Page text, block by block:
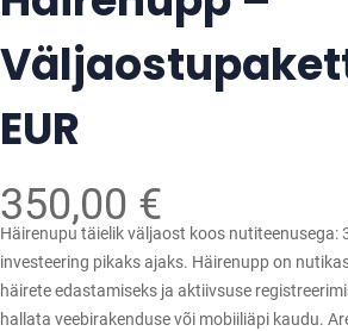
EUR
350,00 €
Häirenupu täielik väljaost koos nutiteenusega:
investeering pikaks ajaks. Häirenupp on
häirete edastamiseks ja aktiivsuse
hallata veebirakenduse või mobiiliäpi kaudu.